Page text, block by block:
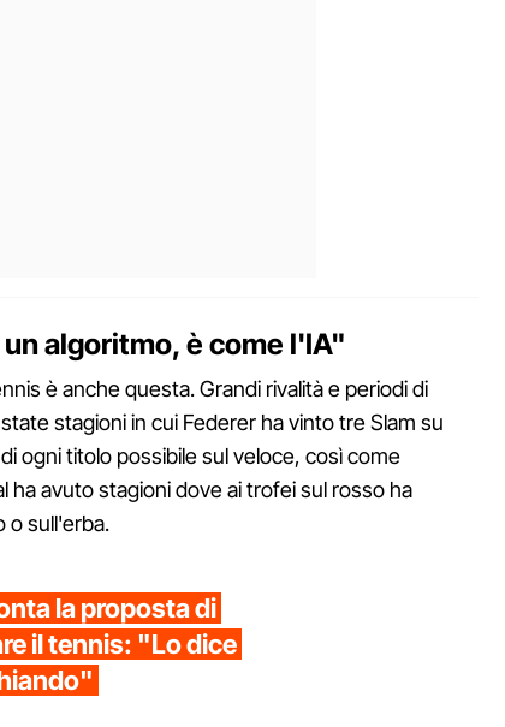
algoritmo, è come l'IA"
è anche questa. Grandi rivalità e periodi di
stagioni in cui Federer ha vinto tre Slam su
ogni titolo possibile sul veloce, così come
ha avuto stagioni dove ai trofei sul rosso ha
o sull'erba.
la proposta di
il tennis: "Lo dice